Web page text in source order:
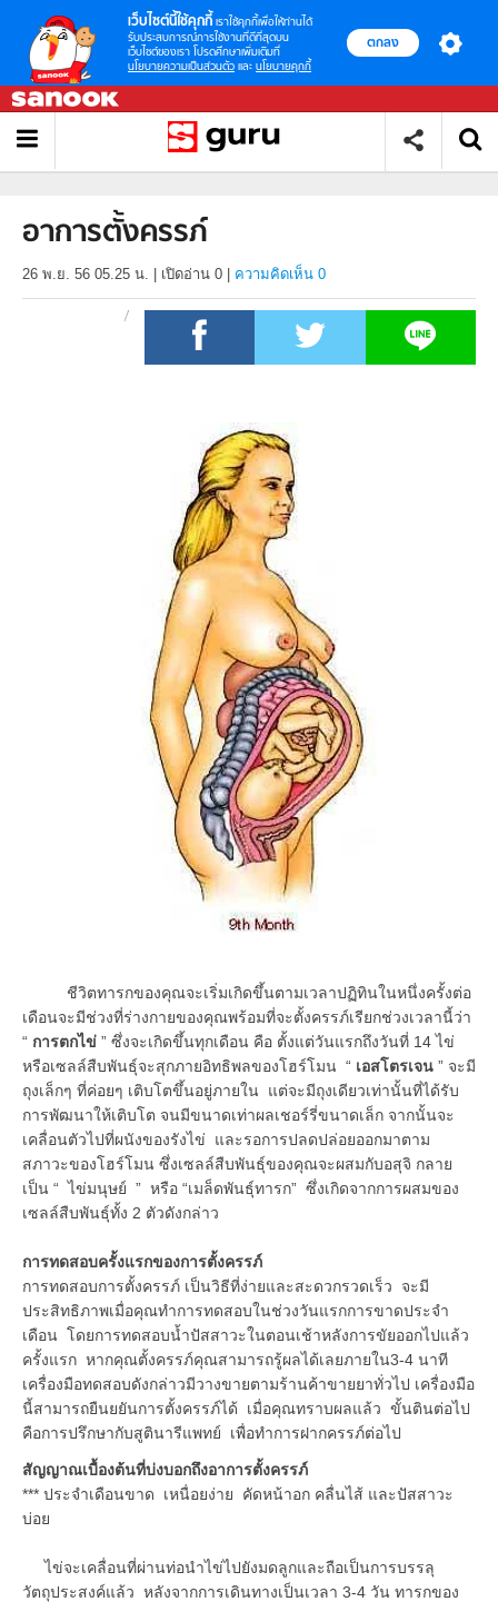
เว็บไซต์นี้ใช้คุกกี้ เราใช้คุกกี้เพื่อให้ท่านได้
รับประสบการณ์การใช้งานที่ดีที่สุดบน
เว็บไซต์ของเรา โปรดศึกษาเพิ่มเติมที่
นโยบายความเป็นส่วนตัว และ นโยบายคุกกี้
ตกลง
อาการตั้งครรภ์
26 พ.ย. 56 05.25 น. เปิดอ่าน 0 ความคิดเห็น 0
ชีวิตทารกของคุณจะเริ่มเกิดขึ้นตามเวลาปฏิทินในหนึ่งครั้งต่อ
เดือนจะมีช่วงที่ร่างกายของคุณพร้อมที่จะตั้งครรภ์เรียกช่วงเวลานี้ว่า
“ การตกไข่ ” ซึ่งจะเกิดขึ้นทุกเดือน คือ ตั้งแต่วันแรกถึงวันที่ 14 ไข่
หรือเซลล์สืบพันธุ์จะสุกภายอิทธิพลของโฮร์โมน “ เอสโตรเจน ” จะมี
ถุงเล็กๆ ที่ค่อยๆ เติบโตขึ้นอยู่ภายใน แต่จะมีถุงเดียวเท่านั้นที่ได้รับ
การพัฒนาให้เติบโต จนมีขนาดเท่าผลเชอร์รี่ขนาดเล็ก จากนั้นจะ
เคลื่อนตัวไปที่ผนังของรังไข่ และรอการปลดปล่อยออกมาตาม
สภาวะของโฮร์โมน ซึ่งเซลล์สืบพันธุ์ของคุณจะผสมกับอสุจิ กลาย
เป็น “ ไข่มนุษย์ ” หรือ “เมล็ดพันธุ์ทารก” ซึ่งเกิดจากการผสมของ
เซลล์สืบพันธุ์ทั้ง 2 ตัวดังกล่าว
การทดสอบครั้งแรกของการตั้งครรภ์
การทดสอบการตั้งครรภ์ เป็นวิธีที่ง่ายและสะดวกรวดเร็ว จะมี
ประสิทธิภาพเมื่อคุณทำการทดสอบในช่วงวันแรกการขาดประจำ
เดือน โดยการทดสอบน้ำปัสสาวะในตอนเช้าหลังการขัยออกไปแล้ว
ครั้งแรก หากคุณตั้งครรภ์คุณสามารถรู้ผลได้เลยภายใน3-4 นาที
เครื่องมือทดสอบดังกล่าวมีวางขายตามร้านค้าขายยาทั่วไป เครื่องมือ
นี้สามารถยืนยยันการตั้งครรภ์ได้ เมื่อคุณทราบผลแล้ว ขั้นตินต่อไป
คือการปรึกษากับสูตินารีแพทย์ เพื่อทำการฝากครรภ์ต่อไป
สัญญาณเบื้องต้นที่บ่งบอกถึงอาการตั้งครรภ์
*** ประจำเดือนขาด เหนื่อยง่าย คัดหน้าอก คลื่นไส้ และปัสสาวะ
บ่อย
ไข่จะเคลื่อนที่ผ่านท่อนำไข่ไปยังมดลูกและถือเป็นการบรรลุ
วัตถุประสงค์แล้ว หลังจากการเดินทางเป็นเวลา 3-4 วัน ทารกของ